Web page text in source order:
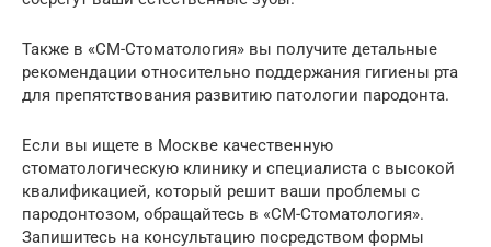
Также в «СМ-Стоматология» вы получите детальные
рекомендации относительно поддержания гигиены рта
для препятствования развитию патологии пародонта.
Если вы ищете в Москве качественную
стоматологическую клинику и специалиста с высокой
квалификацией, который решит ваши проблемы с
пародонтозом, обращайтесь в «СМ-Стоматология».
Запишитесь на консультацию посредством формы